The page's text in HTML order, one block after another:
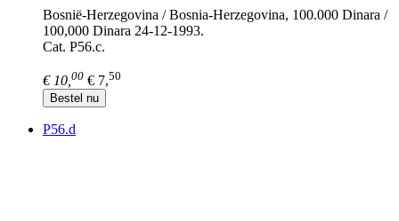
Bosnië-Herzegovina / Bosnia-Herzegovina, 100.000 Dinara /
100,000 Dinara 24-12-1993.
Cat. P56.c.
€ 10, 00 € 7,50
Bestel nu
P56.d